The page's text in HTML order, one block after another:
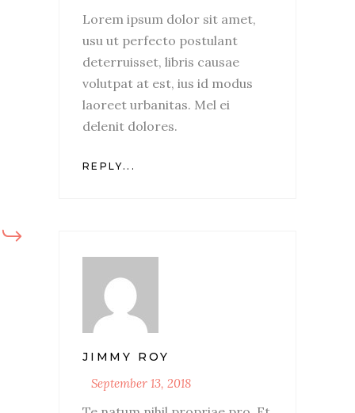
Lorem ipsum dolor sit amet,
usu ut perfecto postulant
deterruisset, libris causae
volutpat at est, ius id modus
laoreet urbanitas. Mel ei
delenit dolores.
REPLY...
JIMMY ROY
September 13, 2018